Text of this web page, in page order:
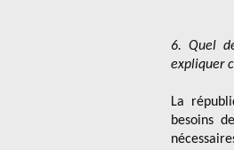
6. Quel
expliquer
La
besoins